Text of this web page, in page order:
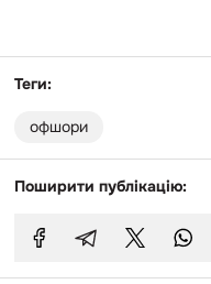
Теги:
офшори
Поширити публікацію: